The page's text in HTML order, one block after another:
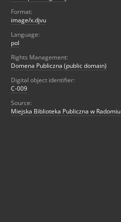
Format:
image/x.djvu
Language:
pol
Rights Management:
Domena Publiczna (public domain)
Digital object identifier:
C-009
Source:
Miejska Biblioteka Publiczna w Radomiu